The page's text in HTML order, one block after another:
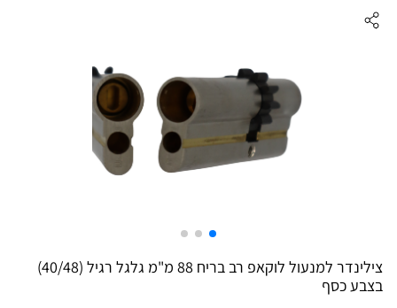
צילינדר למנעול לוקאפ רב בריח 88 מ"מ גלגל רגיל (40/48)
בצבע כסף